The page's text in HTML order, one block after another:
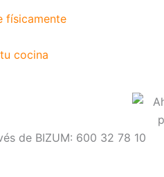
físicamente
cocina
de BIZUM: 600 32 78 10